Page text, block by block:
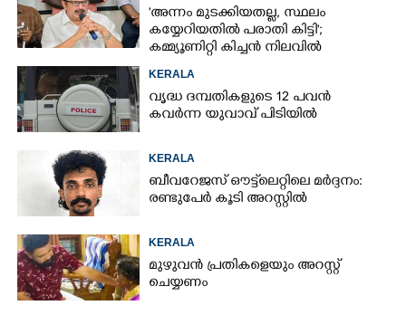
'അന്നം മുടക്കിയതല്ല, സ്ഥലം
കയ്യേറിയതിൽ പരാതി കിട്ടി';
കമ്മ്യൂണിറ്റി കിച്ചൻ നിലവിൽ
ആലപ്പുഴയിൽ മാത്രമെന്ന് മന്ത്രി
KERALA
വൃദ്ധ ദമ്പതികളുടെ 12 പവൻ
കവർന്ന യുവാവ് പിടിയിൽ
KERALA
ബീവറേജസ് ഔട്ട്‌ലെറ്റിലെ മർദ്ദനം:
രണ്ടുപേർ കൂടി അറസ്റ്റിൽ
KERALA
മുഴുവൻ പ്രതികളെയും അറസ്റ്റ്
ചെയ്യണം